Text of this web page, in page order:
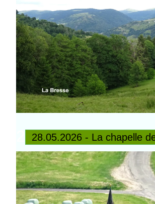
28.05.2026 - La chapelle